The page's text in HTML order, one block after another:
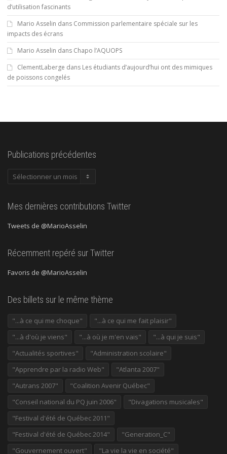
d’utilisation fascinants
Mario Asselin dans Commission parlementaire spéciale sur les
impacts des écrans
Mario Asselin dans Chapo l’AQUOPS
ClementLaberge dans Les étudiants d’aujourd’hui ont des mimiques
de poissons congelés
Publications précédentes
Publications
Mes dernières contributions Twitter
Tweets de @MarioAsselin
Récemment repéré sur Twitter
Favoris de @MarioAsselin
Des billets sur le même thème
"...à ce qui me choque"
"...à ce qui me fait plaisir"
"...à d'où je viens"
"...à où je m'en vais"
"...à qui je suis"
"Actualités sportives"
"Administration scolaire"
"Apprendre par la radio Web"
"Atlanta 2007"
"Autrans 2007"
"Coalition Avenir Québec"
"Conseil national du PQ juin 2006"
"Divagations musicales"
"Festival d'été de Québec 2011"
"Festival d'été de Québec 2014"
"Generation_C"
"Gouvernement ouvert"
"La vie la vie en société"